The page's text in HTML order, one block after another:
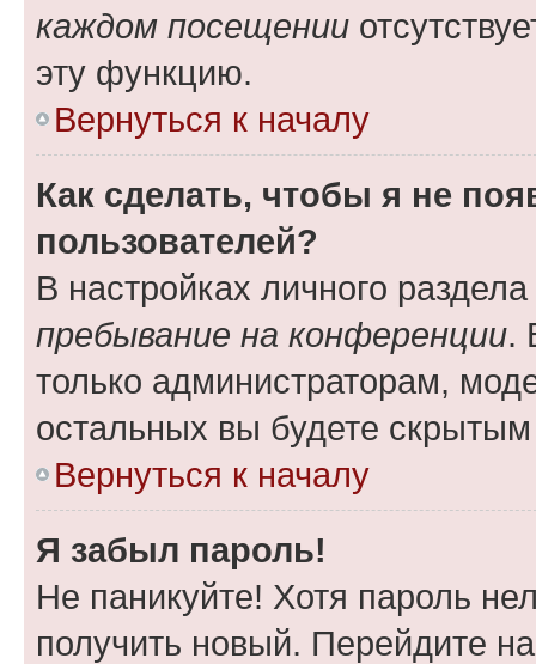
каждом посещении
эту функцию.
Вернуться к началу
Как сделать, чтобы я не
пользователей?
В настройках личного
пребывание на конференции.
только администраторам,
остальных вы будете
Вернуться к началу
Я забыл пароль!
Не паникуйте! Хотя пароль
получить новый. Перейдите